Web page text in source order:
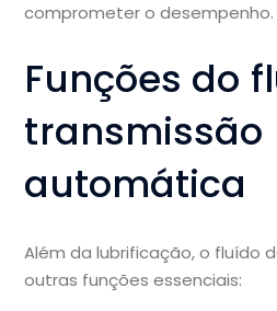
comprometer o desempenho.
Funções do
transmissão
automática
Além da lubrificação, o fluído
outras funções essenciais: